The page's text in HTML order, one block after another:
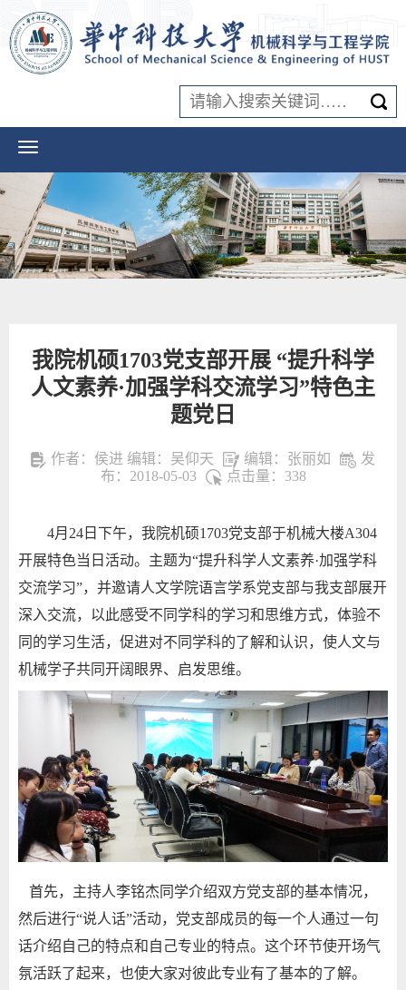
我院机硕1703党支部开展 “提升科学
人文素养·加强学科交流学习”特色主
题党日
作者：侯进 编辑：吴仰天 编辑：张丽如
发
布：2018-05-03
点击量： 338
4月24日下午，我院机硕1703党支部于机械大楼A304
开展特色当日活动。主题为“提升科学人文素养·加强学科
交流学习”，并邀请人文学院语言学系党支部与我支部展开
深入交流，以此感受不同学科的学习和思维方式，体验不
同的学习生活，促进对不同学科的了解和认识，使人文与
机械学子共同开阔眼界、启发思维。
首先，主持人李铭杰同学介绍双方党支部的基本情况，
然后进行“说人话”活动，党支部成员的每一个人通过一句
话介绍自己的特点和自己专业的特点。这个环节使开场气
氛活跃了起来，也使大家对彼此专业有了基本的了解。